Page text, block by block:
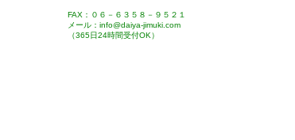
FAX：０６－６３５８－９５２１
メール：info@daiya-jimuki.com
（365日24時間受付OK）